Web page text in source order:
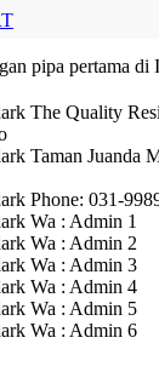
pipa pertama di
The Quality
Taman Juanda
Phone: 031-
Wa : Admin 1
Wa : Admin 2
Wa : Admin 3
Wa : Admin 4
Wa : Admin 5
Wa : Admin 6